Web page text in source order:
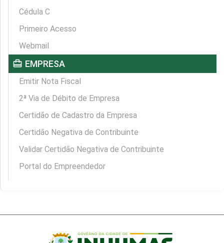
Cédula C
Primeiro Acesso
Webmail
card_travel EMPRESA
Emitir Nota Fiscal
2ª Via de Débito de Empresa
Certidão de Cadastro da Empresa
Certidão Negativa de Contribuinte
Validar Certidão Negativa de Contribuinte
Portal do Empreendedor